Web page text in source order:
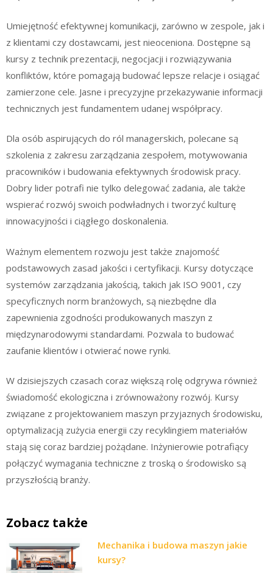
Umiejętność efektywnej komunikacji, zarówno w zespole, jak i
z klientami czy dostawcami, jest nieoceniona. Dostępne są
kursy z technik prezentacji, negocjacji i rozwiązywania
konfliktów, które pomagają budować lepsze relacje i osiągać
zamierzone cele. Jasne i precyzyjne przekazywanie informacji
technicznych jest fundamentem udanej współpracy.
Dla osób aspirujących do ról managerskich, polecane są
szkolenia z zakresu zarządzania zespołem, motywowania
pracowników i budowania efektywnych środowisk pracy.
Dobry lider potrafi nie tylko delegować zadania, ale także
wspierać rozwój swoich podwładnych i tworzyć kulturę
innowacyjności i ciągłego doskonalenia.
Ważnym elementem rozwoju jest także znajomość
podstawowych zasad jakości i certyfikacji. Kursy dotyczące
systemów zarządzania jakością, takich jak ISO 9001, czy
specyficznych norm branżowych, są niezbędne dla
zapewnienia zgodności produkowanych maszyn z
międzynarodowymi standardami. Pozwala to budować
zaufanie klientów i otwierać nowe rynki.
W dzisiejszych czasach coraz większą rolę odgrywa również
świadomość ekologiczna i zrównoważony rozwój. Kursy
związane z projektowaniem maszyn przyjaznych środowisku,
optymalizacją zużycia energii czy recyklingiem materiałów
stają się coraz bardziej pożądane. Inżynierowie potrafiący
połączyć wymagania techniczne z troską o środowisko są
przyszłością branży.
Zobacz także
Mechanika i budowa maszyn jakie
kursy?